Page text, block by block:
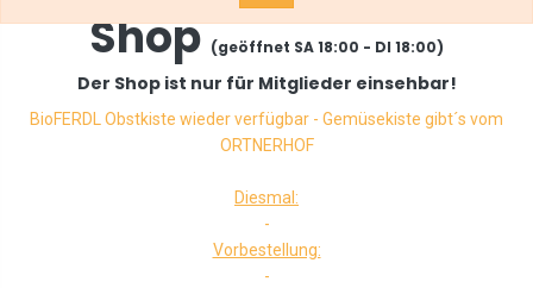
Shop(geöffnet SA 18:00 - DI 18:00)
Der Shop ist nur für Mitglieder einsehbar!
BioFERDL Obstkiste wieder verfügbar - Gemüsekiste gibt´s vom
ORTNERHOF
Diesmal:
-
Vorbestellung:
-